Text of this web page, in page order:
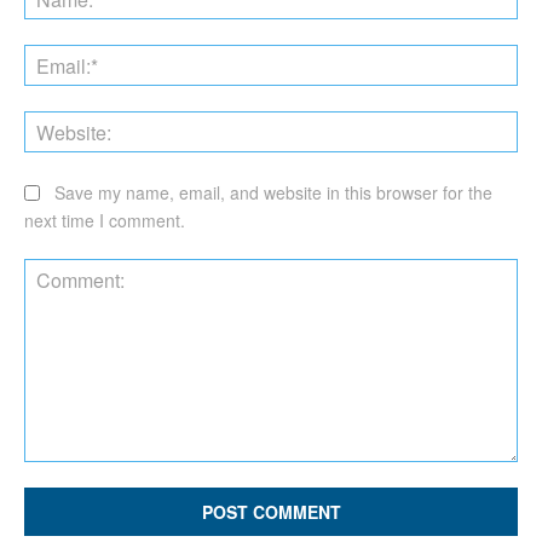
Save my name, email, and website in this browser for the
next time I comment.